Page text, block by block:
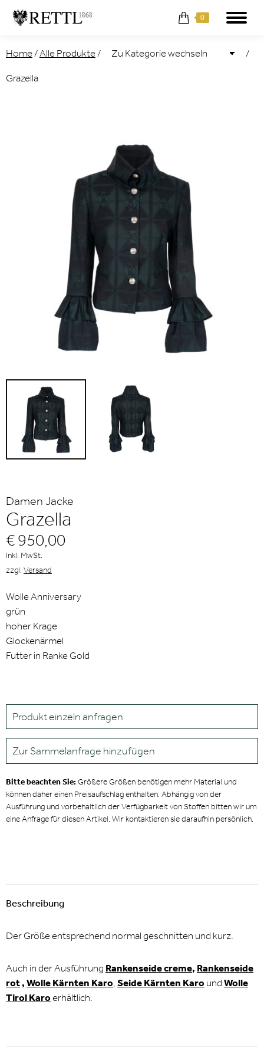
0
Home / Alle Produkte / /
Grazella
Damen Jacke
Grazella
€ 950,00
Inkl. MwSt.
zzgl. Versand
Wolle Anniversary
grün
hoher Krage
Glockenärmel
Futter in Ranke Gold
Produkt einzeln anfragen
Zur Sammelanfrage hinzufügen
Bitte beachten Sie:Größere Größen benötigen mehr Material und
können daher einen Preisaufschlag enthalten. Abhängig von der
Ausführung und vorbehaltlich der Verfügbarkeit von Stoffen bitten wir um
eine Anfrage für diesen Artikel. Wir kontaktieren sie daraufhin persönlich.
Beschreibung
Der Größe entsprechend normal geschnitten und kurz.
Auch in der Ausführung Rankenseide creme, Rankenseide
rot , Wolle Kärnten Karo, Seide Kärnten Karo und Wolle
Tirol Karo erhältlich.